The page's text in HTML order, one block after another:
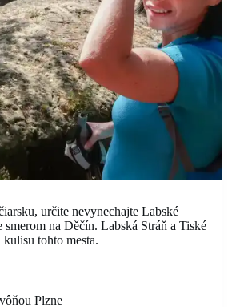
určite nevynechajte Labské
na Děčín. Labská Stráň a Tiské
tohto mesta.
Plzne